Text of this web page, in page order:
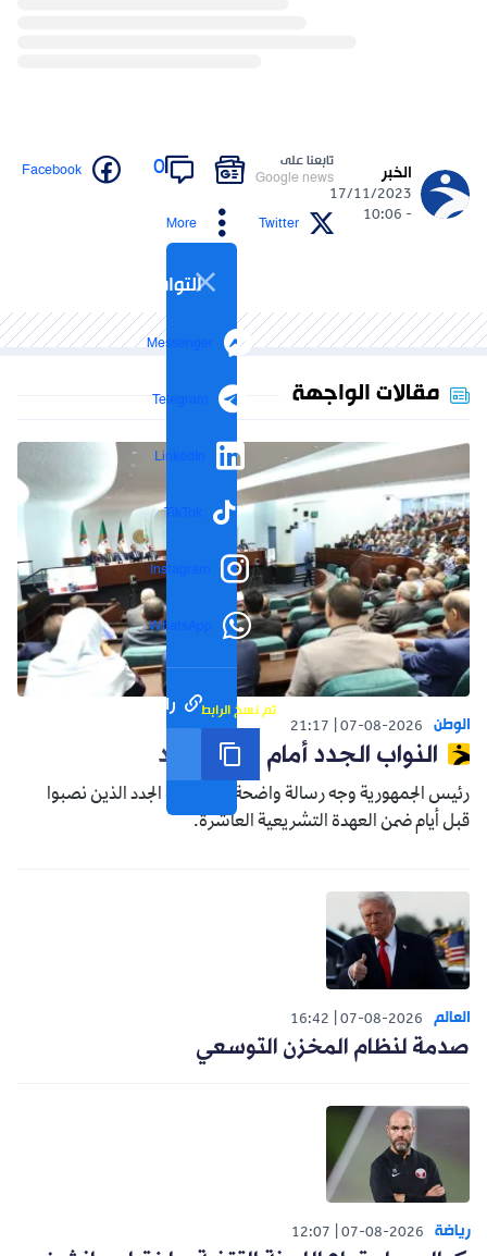
الخبر
17/11/2023
- 10:06
تابعنا على
Google news
0
Facebook
Twitter
More
التواصل الاجتماعي
Messenger
Telegram
LinkedIn
TikTok
Instagram
WhatsApp
رابط مختصر تم نسخ الرابط
مقالات الواجهة
الوطن 07-08-2026
21:17
النواب الجدد أمام واقع جديد
رئيس الجمهورية وجه رسالة واضحة إلى النواب الجدد الذين نصبوا
قبل أيام ضمن العهدة التشريعية العاشرة.
العالم 07-08-2026
16:42
صدمة لنظام المخزن التوسعي
رياضة 07-08-2026
12:07